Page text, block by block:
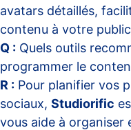
avatars détaillés,
contenu à votre
Q : Quels outils
programmer le
R : Pour planifier vos
sociaux, Studiorific
vous aide à organiser